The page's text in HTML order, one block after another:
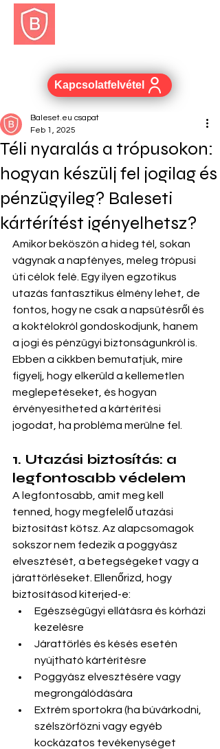
Kapcsolatfelvétel
Téli nyaralás a trópusokon:
hogyan készülj fel jogilag és
pénzügyileg? Baleseti
kártérítést igényelhetsz?
Baleset.eu csapat
Feb 1, 2025
Amikor beköszön a hideg tél, sokan
vágynak a napfényes, meleg trópusi
úti célok felé. Egy ilyen egzotikus
utazás fantasztikus élmény lehet, de
fontos, hogy ne csak a napsütésről és
a koktélokról gondoskodjunk, hanem
a jogi és pénzügyi biztonságunkról is.
Ebben a cikkben bemutatjuk, mire
figyelj, hogy elkerüld a kellemetlen
meglepetéseket, és hogyan
érvényesítheted a kártérítési
jogodat, ha probléma merülne fel.
1. Utazási biztosítás: a
legfontosabb védelem
A legfontosabb, amit meg kell
tenned, hogy megfelelő utazási
biztosítást kötsz. Az alapcsomagok
sokszor nem fedezik a poggyász
elvesztését, a betegségeket vagy a
járattörléseket. Ellenőrizd, hogy
biztosításod kiterjed-e:
Egészségügyi ellátásra és kórházi
kezelésre
Járattörlés és késés esetén
nyújtható kártérítésre
Poggyász elvesztésére vagy
megrongálódására
Extrém sportokra (ha búvárkodni,
szélszörfözni vagy egyéb
kockázatos tevékenységet